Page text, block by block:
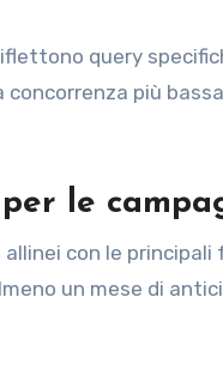
query
concorrenza più
le
con le
un mese di